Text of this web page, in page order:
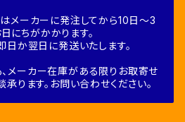
メーカーに発注してから10日～3
にちがかかります。
か翌日に発送いたします。
メーカー在庫がある限りお取寄せ
ります。お問い合わせください。